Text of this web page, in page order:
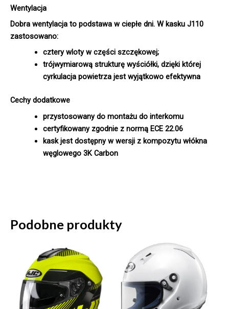
Wentylacja
Dobra wentylacja to podstawa w ciepłe dni. W kasku J110
zastosowano:
cztery wloty w części szczękowej;
trójwymiarową strukturę wyściółki, dzięki której
cyrkulacja powietrza jest wyjątkowo efektywna
Cechy dodatkowe
przystosowany do montażu do interkomu
certyfikowany zgodnie z normą ECE 22.06
kask jest dostępny w wersji z kompozytu włókna
węglowego 3K Carbon
Podobne produkty